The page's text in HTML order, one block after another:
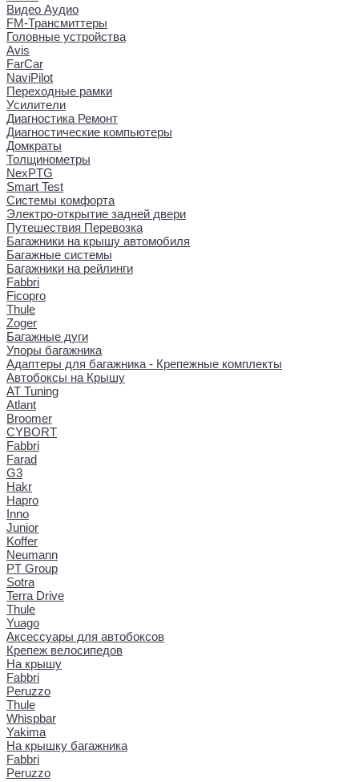
Видео Аудио
FM-Трансмиттеры
Головные устройства
Avis
FarCar
NaviPilot
Переходные рамки
Усилители
Диагностика Ремонт
Диагностические компьютеры
Домкраты
Толщинометры
NexPTG
Smart Test
Системы комфорта
Электро-открытие задней двери
Путешествия Перевозка
Багажники на крышу автомобиля
Багажные системы
Багажники на рейлинги
Fabbri
Ficopro
Thule
Zoger
Багажные дуги
Упоры багажника
Адаптеры для багажника - Крепежные комплекты
Автобоксы на Крышу
AT Tuning
Atlant
Broomer
CYBORT
Fabbri
Farad
G3
Hakr
Hapro
Inno
Junior
Koffer
Neumann
PT Group
Sotra
Terra Drive
Thule
Yuago
Аксессуары для автобоксов
Крепеж велосипедов
На крышу
Fabbri
Peruzzo
Thule
Whispbar
Yakima
На крышку багажника
Fabbri
Peruzzo